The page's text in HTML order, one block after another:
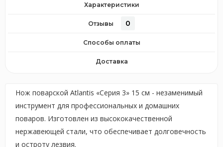
Характеристики
Отзывы 0
Способы оплаты
Доставка
Нож поварской Atlantis «Серия 3» 15 см - незаменимый
инструмент для профессиональных и домашних
поваров. Изготовлен из высококачественной
нержавеющей стали, что обеспечивает долговечность
и остроту лезвия.